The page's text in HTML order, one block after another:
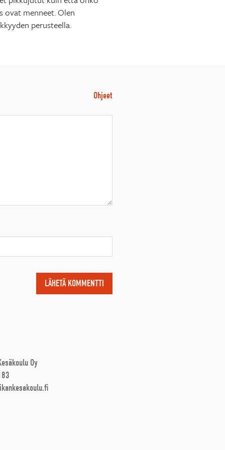
menneet. Olen
perusteella.
Ohjeet
Oy